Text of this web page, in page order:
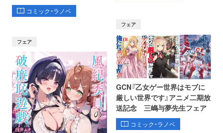
コミック・ラノベ
フェア
フェア
GCN『乙女ゲー世界はモブに
厳しい世界です』アニメ二期放
送記念 三嶋与夢先生フェア
コミック・ラノベ